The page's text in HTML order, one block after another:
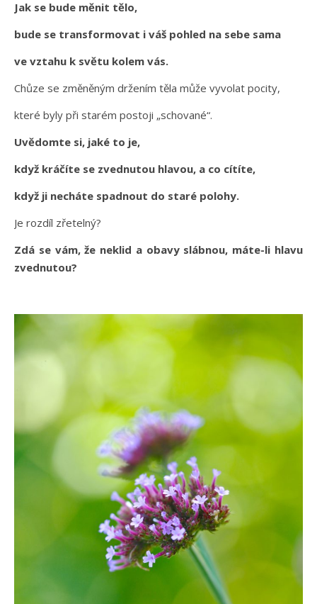
Jak se bude měnit tělo,
bude se transformovat i váš pohled na sebe sama
ve vztahu k světu kolem vás.
Chůze se změněným držením těla může vyvolat pocity,
které byly při starém postoji „schované“.
Uvědomte si, jaké to je,
když kráčíte se zvednutou hlavou, a co cítíte,
když ji necháte spadnout do staré polohy.
Je rozdíl zřetelný?
Zdá se vám, že neklid a obavy slábnou, máte-li hlavu
zvednutou?